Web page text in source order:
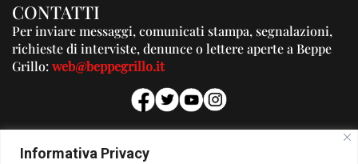
Informativa Privacy
CONTATTI
Per inviare messaggi, comunicati stampa, segnalazioni,
richieste di interviste, denunce o lettere aperte a Beppe
Grillo:web@beppegrillo.it
PUBBLICITA'